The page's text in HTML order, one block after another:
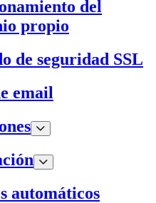
del
propio
de seguridad SSL
email
automáticos